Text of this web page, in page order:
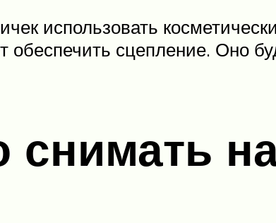
использовать
сцепление. Оно
снимать